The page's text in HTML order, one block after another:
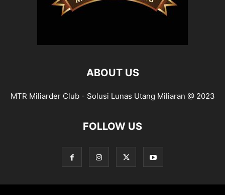
ABOUT US
MTR Miliarder Club - Solusi Lunas Utang Miliaran @ 2023
FOLLOW US